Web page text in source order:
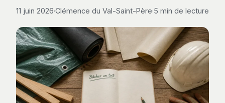
11 juin 2026·Clémence du Val-Saint-Père·5 min de lecture